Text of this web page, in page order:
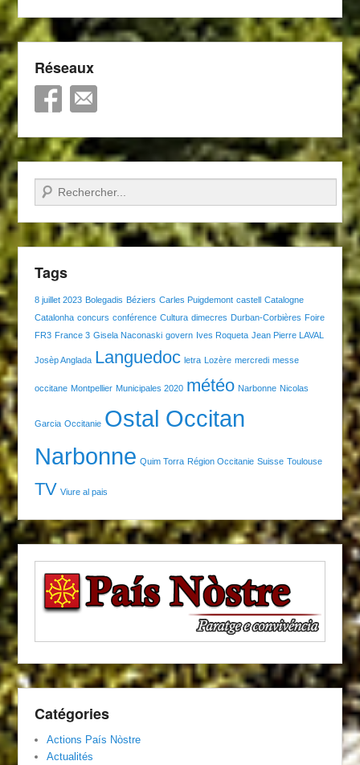
Réseaux
Recherche
Tags
8 juillet 2023 Bolegadis Béziers Carles Puigdemont castell Catalogne
Catalonha concurs conférence Cultura dimecres Durban-Corbières Foire
FR3 France 3 Gisela Naconaski govern Ives Roqueta Jean Pierre LAVAL
Josèp Anglada Languedoc letra Lozère mercredi messe
occitane Montpellier Municipales 2020 météo Narbonne Nicolas
Garcia Occitanie Ostal Occitan
Narbonne Quim Torra Région Occitanie Suisse Toulouse
TV Viure al pais
Catégories
Actions País Nòstre
Actualités